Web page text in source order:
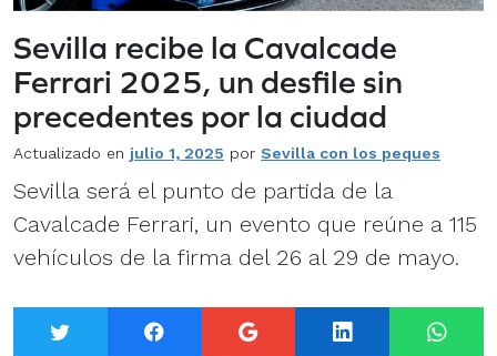
Sevilla recibe la Cavalcade
Ferrari 2025, un desfile sin
precedentes por la ciudad
Actualizado en julio 1, 2025 por Sevilla con los peques
Sevilla será el punto de partida de la
Cavalcade Ferrari, un evento que reúne a 115
vehículos de la firma del 26 al 29 de mayo.
Twitter Facebook Google+